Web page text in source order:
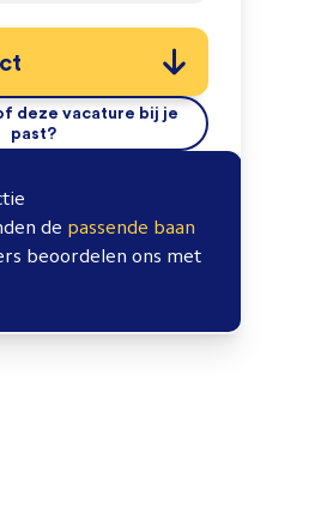
deze vacature bij je
past?
de passende baan
beoordelen ons met